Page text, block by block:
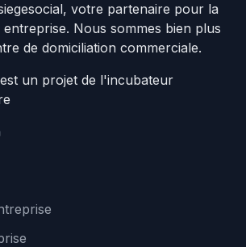
votre partenaire pour la
Nous sommes bien plus
de domiciliation commerciale.
un projet de l'incubateur